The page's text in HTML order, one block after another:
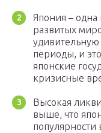
Япония –
развитых
удивительную
периоды, и
японские
кризисные
Высокая
выше, что